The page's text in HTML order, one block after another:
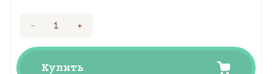
− +
Купить